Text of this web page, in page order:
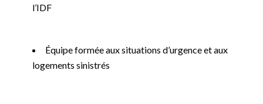
l’IDF
Équipe formée aux situations d’urgence et aux
logements sinistrés